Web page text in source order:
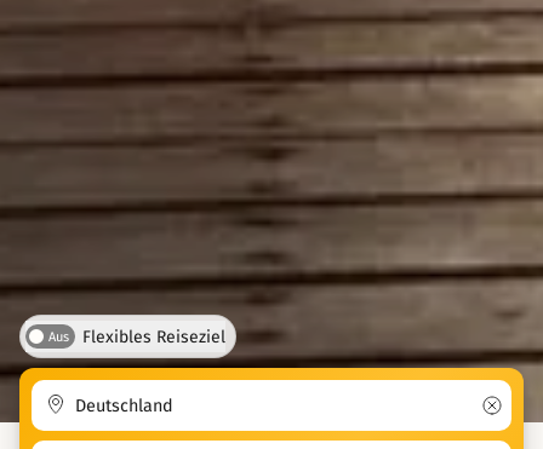
Aus Flexibles Reiseziel